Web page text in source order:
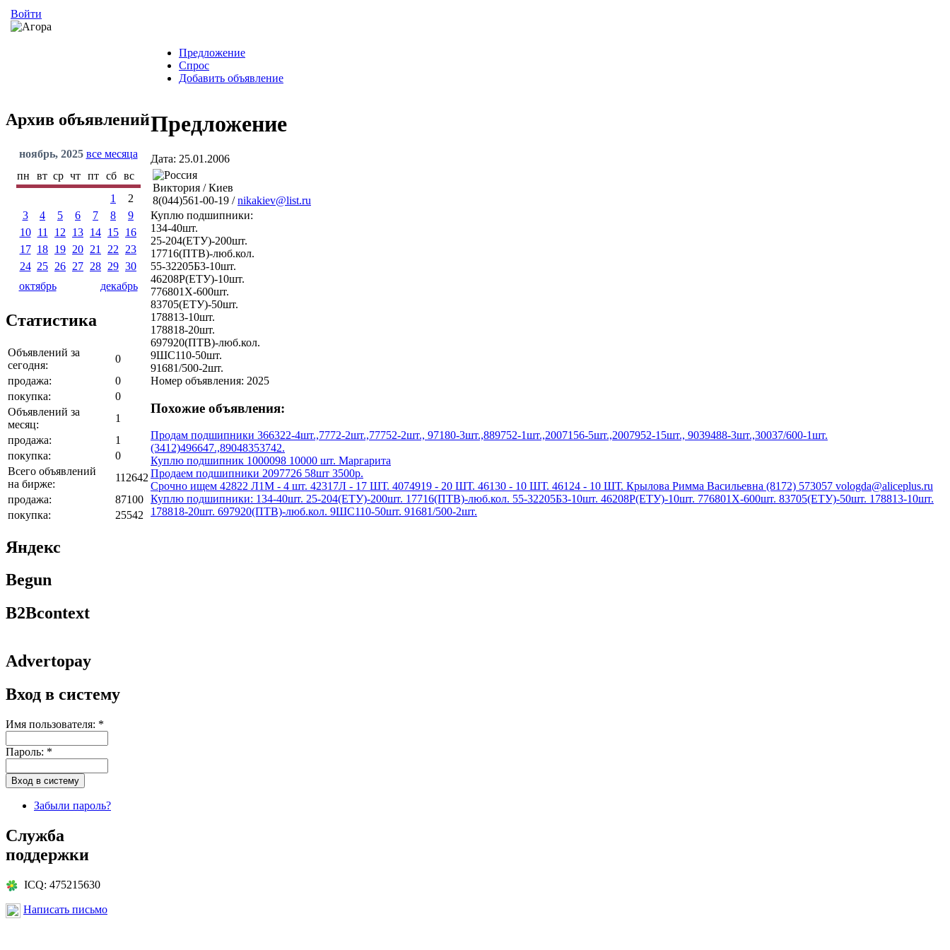
Войти
Предложение
Спрос
Добавить объявление
Архив объявлений
ноябрь, 2025 все месяца
пн
вт ср чт пт сб
вс
1
2
3
4 5 6 7 8
9
10
11 12 13 14 15 16
17 18 19 20 21 22
23
24 25 26 27 28 29 30
октябрь
декабрь
Статистика
Объявлений за
сегодня:
0
продажа:
0
покупка:
0
Объявлений за
месяц:
1
продажа:
1
покупка:
0
Всего объявлений
на бирже:
112642
продажа:
87100
покупка:
25542
Яндекс
Begun
B2Bcontext
Advertopay
Вход в систему
Имя пользователя: *
Пароль: *
Забыли пароль?
Служба
поддержки
ICQ: 475215630
Написать письмо
Предложение
Дата: 25.01.2006
Виктория / Киев
8(044)561-00-19 /nikakiev@list.ru
Куплю подшипники:
134-40шт.
25-204(ЕТУ)-200шт.
17716(ПТВ)-люб.кол.
55-32205Б3-10шт.
46208Р(ЕТУ)-10шт.
776801Х-600шт.
83705(ЕТУ)-50шт.
178813-10шт.
178818-20шт.
697920(ПТВ)-люб.кол.
9ШС110-50шт.
91681/500-2шт.
Номер объявления: 2025
Похожие объявления:
Продам подшипники 366322-4шт.,7772-2шт.,77752-2шт., 97180-3шт.,889752-1шт.,2007156-5шт.,2007952-15шт., 9039488-3шт.,30037/600-1шт.
(3412)496647.,89048353742.
Куплю подшипник 1000098 10000 шт. Маргарита
Продаем подшипники 2097726 58шт 3500р.
Срочно ищем 42822 Л1М - 4 шт. 42317Л - 17 ШТ. 4074919 - 20 ШТ. 46130 - 10 ШТ. 46124 - 10 ШТ. Крылова Римма Васильевна (8172) 573057 vologda@aliceplus.ru
Куплю подшипники: 134-40шт. 25-204(ЕТУ)-200шт. 17716(ПТВ)-люб.кол. 55-32205Б3-10шт. 46208Р(ЕТУ)-10шт. 776801Х-600шт. 83705(ЕТУ)-50шт. 178813-10шт.
178818-20шт. 697920(ПТВ)-люб.кол. 9ШС110-50шт. 91681/500-2шт.